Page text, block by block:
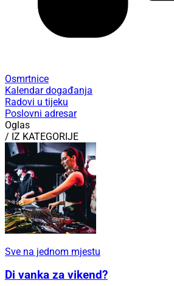
Osmrtnice
Kalendar događanja
Radovi u tijeku
Poslovni adresar
Oglas
/ IZ KATEGORIJE
Sve na jednom mjestu
Di vanka za vikend?